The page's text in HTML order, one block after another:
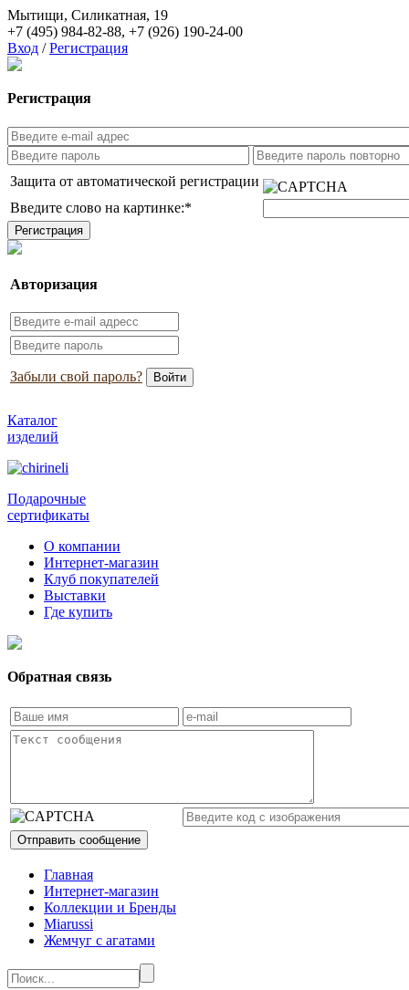
Мытищи, Силикатная, 19
+7 (495) 984-82-88, +7 (926) 190-24-00
Вход / Регистрация
Регистрация
Защита от автоматической регистрации
Введите слово на картинке:*
Авторизация
Забыли свой пароль?
Каталог
изделий
Подарочные
сертификаты
О компании
Интернет-магазин
Клуб покупателей
Выставки
Где купить
Обратная связь
Главная
Интернет-магазин
Коллекции и Бренды
Miarussi
Жемчуг с агатами